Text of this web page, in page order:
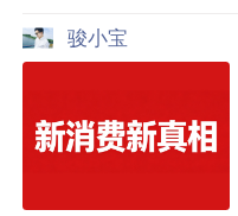
骏小宝